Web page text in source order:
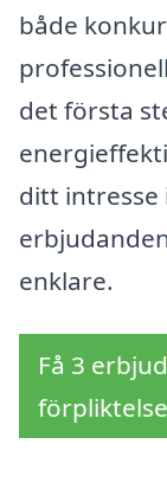
både
det första
ditt intresse
enklare.
Få 3